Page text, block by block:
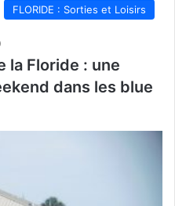
FLORIDE : Sorties et Loisirs
la Floride : une
dans les blue